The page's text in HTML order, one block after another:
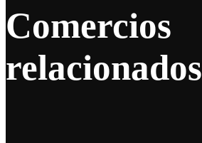
Comercios
relacionados